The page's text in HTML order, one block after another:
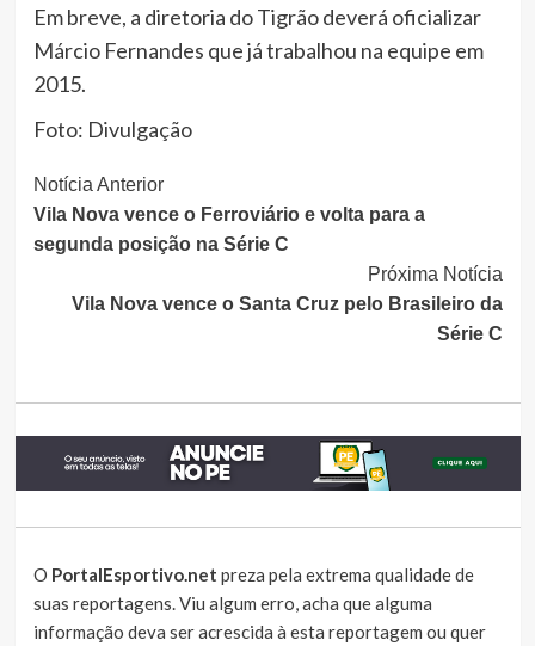
Em breve, a diretoria do Tigrão deverá oficializar
Márcio Fernandes que já trabalhou na equipe em
2015.
Foto: Divulgação
Continue
Lendo
Notícia Anterior
Vila Nova vence o Ferroviário e volta para a
segunda posição na Série C
Próxima Notícia
Vila Nova vence o Santa Cruz pelo Brasileiro da
Série C
O PortalEsportivo.net preza pela extrema qualidade de
suas reportagens. Viu algum erro, acha que alguma
informação deva ser acrescida à esta reportagem ou quer